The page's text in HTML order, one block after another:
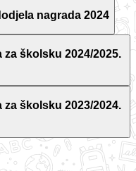
nagrada 2024
školsku 2024/2025.
školsku 2023/2024.